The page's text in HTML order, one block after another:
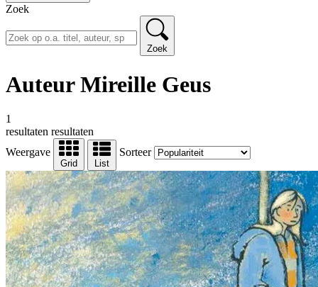
Zoek
Zoek
Auteur Mireille Geus
1
resultaten resultaten
Weergave
Grid List
Sorteer